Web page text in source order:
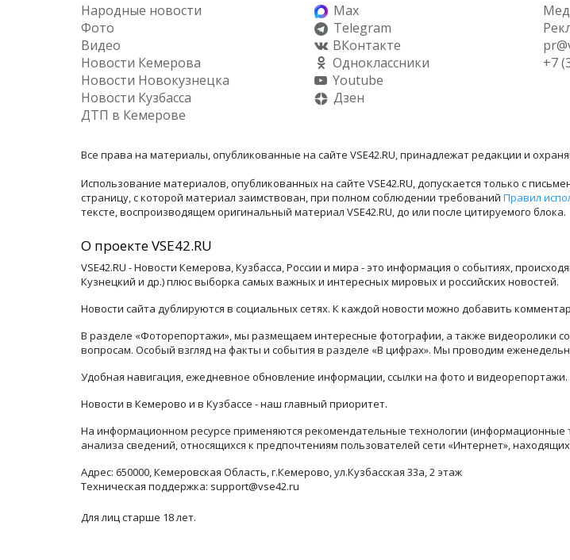
Народные новости
Фото
Видео
Новости Кемерова
Новости Новокузнецка
Новости Кузбасса
ДТП в Кемерове
Max
Telegram
ВКонтакте
Одноклассники
Youtube
Дзен
+7
Все права на материалы, опубликованные на сайте VSE42.RU, принадлежат редакции и
Использование материалов, опубликованных на сайте VSE42.RU, допускается только с
страницу, с которой материал заимствован, при полном соблюдении требований Правил
тексте, воспроизводящем оригинальный материал VSE42.RU, до или после цитируемого блока.
О проекте VSE42.RU
VSE42.RU - Новости Кемерова, Кузбасса, России и мира - это информация о событиях,
Кузнецкий и др.) плюс выборка самых важных и интересных мировых и российских новостей.
Новости сайта дублируются в социальных сетях. К каждой новости можно добавить
В разделе «Фоторепортажи», мы размещаем интересные фотографии, а также видеоролики
вопросам. Особый взгляд на факты и события в разделе «В цифрах». Мы проводим
Удобная навигация, ежедневное обновление информации, ссылки на фото и видеорепортажи.
Новости в Кемерово и в Кузбассе - наш главный приоритет.
На информационном ресурсе применяются рекомендательные технологии (информационные
анализа сведений, относящихся к предпочтениям пользователей сети «Интернет»,
Адрес: 650000, Кемеровская Область, г.Кемерово, ул.Кузбасская 33а, 2 этаж
Техническая поддержка: support@vse42.ru
Для лиц старше 18 лет.